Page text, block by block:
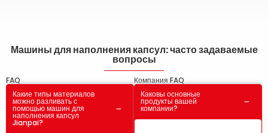
Машины для наполнения капсул: часто задаваемые
вопросы
FAQ
Какие типы материалов
можно разливать с
помощью машин для
наполнения капсул
Jianpai?
Компания FAQ
Каковы основные
продукты вашей
компании?